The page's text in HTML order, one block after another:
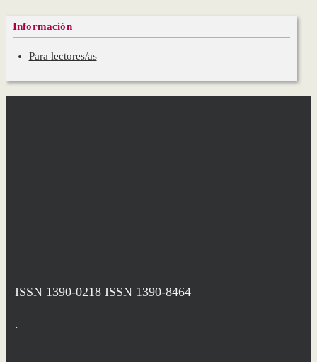
Información
Para lectores/as
ISSN 1390-0218 ISSN 1390-8464
.